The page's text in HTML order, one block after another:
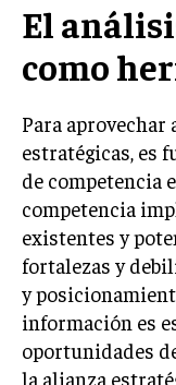
NEGOCIOS
EXPANSIÓN
ALIANZAS
TECNOLOGIA
GESTIÓN DE
El
como
Para aprovechar
estratégicas, es
de competencia
competencia
existentes y
fortalezas y
y
información es
oportunidades
la alianza